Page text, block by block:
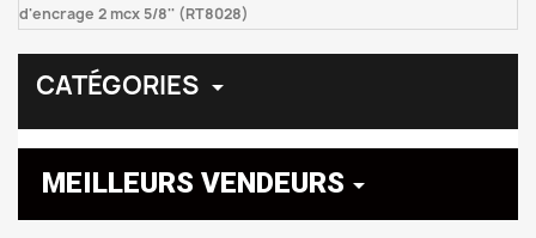
d'encrage 2 mcx 5/8'' (RT8028)
CATÉGORIES 
MEILLEURS VENDEURS 